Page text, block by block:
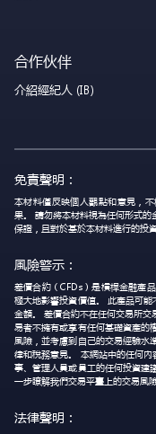
合作伙伴
介紹經紀人 (IB)
免責聲明：
本材料僅反映個人觀點和意見，
果。 請勿將本材料視為任何形式
保證，且對於基於本材料進行的投
風險警示：
差價合約（CFDs）是槓桿金融產
極大地影響投資價值。 此產品可
金額。 差價合約不在任何交易所
易者不擁有或享有任何基礎資產的
風險，並考慮到自己的交易經驗水
律和稅務意見。 本網站中的任何
事、管理人員或員工的任何投資建
一步瞭解我們交易平臺上的交易風險
法律聲明：